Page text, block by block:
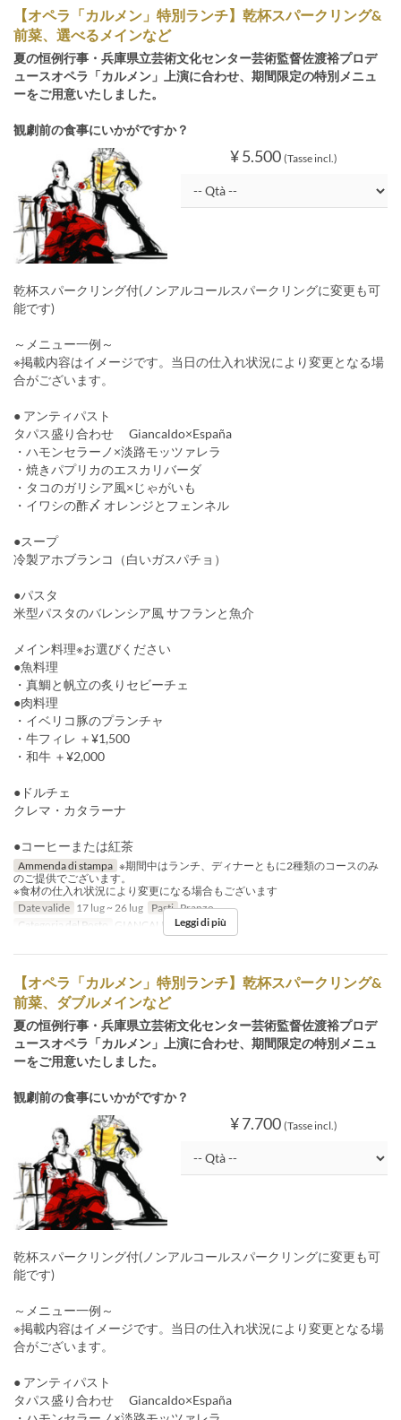
【オペラ「カルメン」特別ランチ】乾杯スパークリング&
前菜、選べるメインなど
夏の恒例行事・兵庫県立芸術文化センター芸術監督佐渡裕プロデ
ュースオペラ「カルメン」上演に合わせ、期間限定の特別メニュ
ーをご用意いたしました。
観劇前の食事にいかがですか？
¥ 5.500 (Tasse incl.)
乾杯スパークリング付(ノンアルコールスパークリングに変更も可
能です)
～メニュー一例～
※掲載内容はイメージです。当日の仕入れ状況により変更となる場
合がございます。
● アンティパスト
タパス盛り合わせ Giancaldo×España
・ハモンセラーノ×淡路モッツァレラ
・焼きパプリカのエスカリバーダ
・タコのガリシア風×じゃがいも
・イワシの酢〆 オレンジとフェンネル
●スープ
冷製アホブランコ（白いガスパチョ）
●パスタ
米型パスタのバレンシア風 サフランと魚介
メイン料理※お選びください
●魚料理
・真鯛と帆立の炙りセビーチェ
●肉料理
・イベリコ豚のプランチャ
・牛フィレ ＋¥1,500
・和牛 ＋¥2,000
●ドルチェ
クレマ・カタラーナ
●コーヒーまたは紅茶
Ammenda di stampa ※期間中はランチ、ディナーともに2種類のコースのみ
のご提供でございます。
※食材の仕入れ状況により変更になる場合もございます
Date valide 17 lug ~ 26 lug Pasti Pranzo
Categoria del Posto
GIANCALDO3Theat
Leggi di più
【オペラ「カルメン」特別ランチ】乾杯スパークリング&
前菜、ダブルメインなど
夏の恒例行事・兵庫県立芸術文化センター芸術監督佐渡裕プロデ
ュースオペラ「カルメン」上演に合わせ、期間限定の特別メニュ
ーをご用意いたしました。
観劇前の食事にいかがですか？
¥ 7.700 (Tasse incl.)
乾杯スパークリング付(ノンアルコールスパークリングに変更も可
能です)
～メニュー一例～
※掲載内容はイメージです。当日の仕入れ状況により変更となる場
合がございます。
● アンティパスト
タパス盛り合わせ Giancaldo×España